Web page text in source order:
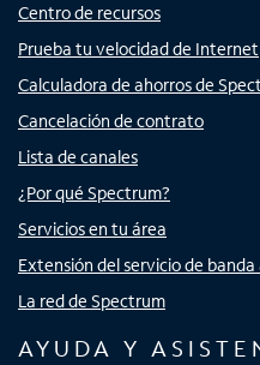
Centro de recursos
Prueba tu velocidad de Internet
Calculadora de ahorros de
Cancelación de contrato
Lista de canales
¿Por qué Spectrum?
Servicios en tu área
Extensión del servicio de
La red de Spectrum
AYUDA Y